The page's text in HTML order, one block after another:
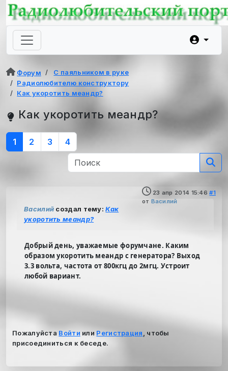
Форум
С паяльником в руке
Радиолюбителю конструктору
Как укоротить меандр?
Как укоротить меандр?
1 2 3 4
23 апр 2014 15:46 #1
от Василий
Василий создал тему:Как
укоротить меандр?
Добрый день, уважаемые форумчане. Каким
образом укоротить меандр с генератора? Выход
3.3 вольта, частота от 800кгц до 2мгц. Устроит
любой вариант.
Пожалуйста Войти или Регистрация
, чтобы
присоединиться к беседе.